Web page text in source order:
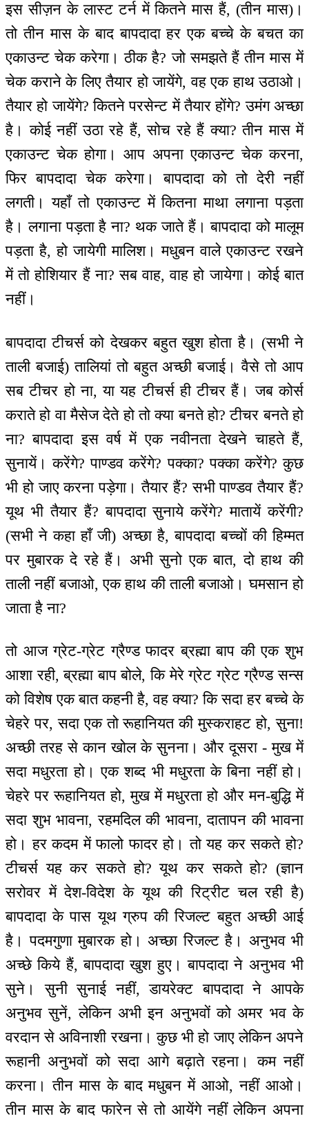
इस सीज़न के लास्ट टर्न में कितने मास हैं, (तीन मास)।
तो तीन मास के बाद बापदादा हर एक बच्चे के बचत का
एकाउन्ट चेक करेगा। ठीक है? जो समझते हैं तीन मास में
चेक कराने के लिए तैयार हो जायेंगे, वह एक हाथ उठाओ।
तैयार हो जायेंगे? कितने परसेन्ट में तैयार होंगे? उमंग अच्छा
है। कोई नहीं उठा रहे हैं, सोच रहे हैं क्या? तीन मास में
एकाउन्ट चेक होगा। आप अपना एकाउन्ट चेक करना,
फिर बापदादा चेक करेगा। बापदादा को तो देरी नहीं
लगती। यहाँ तो एकाउन्ट में कितना माथा लगाना पड़ता
है। लगाना पड़ता है ना? थक जाते हैं। बापदादा को मालूम
पड़ता है, हो जायेगी मालिश। मधुबन वाले एकाउन्ट रखने
में तो होशियार हैं ना? सब वाह, वाह हो जायेगा। कोई बात
नहीं।
बापदादा टीचर्स को देखकर बहुत खुश होता है। (सभी ने
ताली बजाई) तालियां तो बहुत अच्छी बजाई। वैसे तो आप
सब टीचर हो ना, या यह टीचर्स ही टीचर हैं। जब कोर्स
कराते हो वा मैसेज देते हो तो क्या बनते हो? टीचर बनते हो
ना? बापदादा इस वर्ष में एक नवीनता देखने चाहते हैं,
सुनायें। करेंगे? पाण्डव करेंगे? पक्का? पक्का करेंगे? कुछ
भी हो जाए करना पड़ेगा। तैयार हैं? सभी पाण्डव तैयार हैं?
यूथ भी तैयार हैं? बापदादा सुनाये करेंगे? मातायें करेंगी?
(सभी ने कहा हाँ जी) अच्छा है, बापदादा बच्चों की हिम्मत
पर मुबारक दे रहे हैं। अभी सुनो एक बात, दो हाथ की
ताली नहीं बजाओ, एक हाथ की ताली बजाओ। घमसान हो
जाता है ना?
तो आज ग्रेट-ग्रेट ग्रैण्ड फादर ब्रह्मा बाप की एक शुभ
आशा रही, ब्रह्मा बाप बोले, कि मेरे ग्रेट ग्रेट ग्रैण्ड सन्स
को विशेष एक बात कहनी है, वह क्या? कि सदा हर बच्चे के
चेहरे पर, सदा एक तो रूहानियत की मुस्कराहट हो, सुना!
अच्छी तरह से कान खोल के सुनना। और दूसरा - मुख में
सदा मधुरता हो। एक शब्द भी मधुरता के बिना नहीं हो।
चेहरे पर रूहानियत हो, मुख में मधुरता हो और मन-बुद्धि में
सदा शुभ भावना, रहमदिल की भावना, दातापन की भावना
हो। हर कदम में फालो फादर हो। तो यह कर सकते हो?
टीचर्स यह कर सकते हो? यूथ कर सकते हो? (ज्ञान
सरोवर में देश-विदेश के यूथ की रिट्रीट चल रही है)
बापदादा के पास यूथ ग्रुप की रिजल्ट बहुत अच्छी आई
है। पदमगुणा मुबारक हो। अच्छा रिजल्ट है। अनुभव भी
अच्छे किये हैं, बापदादा खुश हुए। बापदादा ने अनुभव भी
सुने। सुनी सुनाई नहीं, डायरेक्ट बापदादा ने आपके
अनुभव सुनें, लेकिन अभी इन अनुभवों को अमर भव के
वरदान से अविनाशी रखना। कुछ भी हो जाए लेकिन अपने
रूहानी अनुभवों को सदा आगे बढ़ाते रहना। कम नहीं
करना। तीन मास के बाद मधुबन में आओ, नहीं आओ।
तीन मास के बाद फारेन से तो आयेंगे नहीं लेकिन अपना